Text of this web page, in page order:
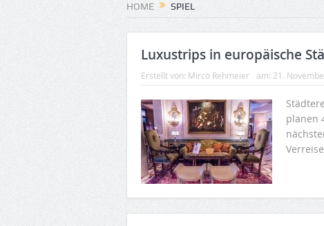
HOME SPIEL
Luxustrips in europäische
Erstellt von: Mirco Rehmeier am: 21.
planen